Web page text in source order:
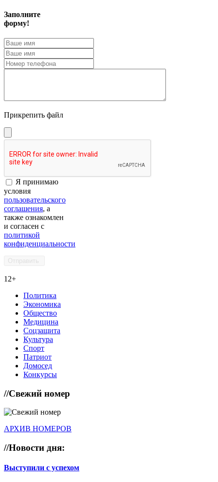
Заполните
форму!
Прикрепить файл
Я принимаю
условия
пользовательского
соглашения, а
также ознакомлен
и согласен с
политикой
конфиденциальности
12+
Политика
Экономика
Общество
Медицина
Соцзащита
Культура
Спорт
Патриот
Домосед
Конкурсы
//Свежий номер
АРХИВ НОМЕРОВ
//Новости дня:
Выступили с успехом